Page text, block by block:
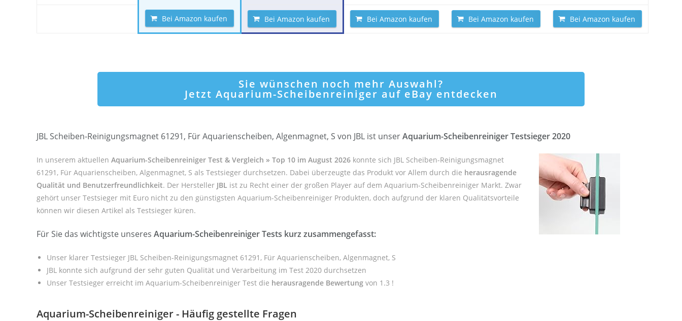
Bei Amazon kaufen Bei Amazon kaufen Bei Amazon kaufen Bei Amazon kaufen Bei Amazon kaufen
Sie wünschen noch mehr Auswahl?
Jetzt Aquarium-Scheibenreiniger auf eBay entdecken
JBL Scheiben-Reinigungsmagnet 61291, Für Aquarienscheiben, Algenmagnet, S von JBL ist unserAquarium-Scheibenreiniger Testsieger 2020
In unserem aktuellen Aquarium-Scheibenreiniger Test & Vergleich » Top 10 im August 2026 konnte sich JBL Scheiben-Reinigungsmagnet
61291, Für Aquarienscheiben, Algenmagnet, S als Testsieger durchsetzen. Dabei überzeugte das Produkt vor Allem durch die herausragende
Qualität und Benutzerfreundlichkeit. Der Hersteller JBL ist zu Recht einer der großen Player auf dem Aquarium-Scheibenreiniger Markt. Zwar
gehört unser Testsieger mit Euro nicht zu den günstigsten Aquarium-Scheibenreiniger Produkten, doch aufgrund der klaren Qualitätsvorteile
können wir diesen Artikel als Testsieger küren.
Für Sie das wichtigste unseres Aquarium-Scheibenreiniger Tests kurz zusammengefasst:
Unser klarer Testsieger JBL Scheiben-Reinigungsmagnet 61291, Für Aquarienscheiben, Algenmagnet, S
JBL konnte sich aufgrund der sehr guten Qualität und Verarbeitung im Test 2020 durchsetzen
Unser Testsieger erreicht im Aquarium-Scheibenreiniger Test die herausragende Bewertung von 1.3 !
Aquarium-Scheibenreiniger - Häufig gestellte Fragen